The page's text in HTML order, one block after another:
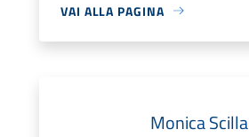
VAI ALLA PAGINA
Monica Scilla